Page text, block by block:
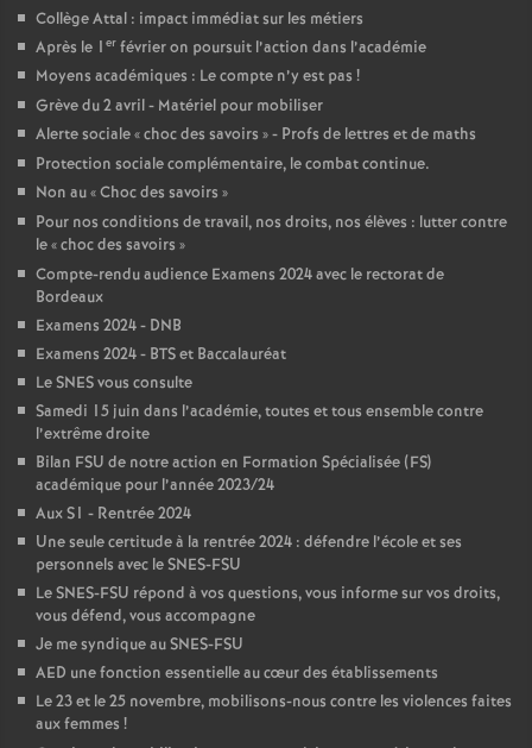
c
n
d
d
g
r
é
O
r
l
Collège Attal : impact immédiat sur les métiers
Après le 1 er février on poursuit l’action dans l’académie
Moyens académiques : Le compte n’y est pas !
Grève du 2 avril - Matériel pour mobiliser
Alerte sociale «choc des savoirs » - Profs de lettres et de maths
Protection sociale complémentaire, le combat continue.
Non au «Choc des savoirs »
Pour nos conditions de travail, nos droits, nos élèves : lutter contre
le «choc des savoirs »
Compte-rendu audience Examens 2024 avec le rectorat de
Bordeaux
Examens 2024 - DNB
Examens 2024 - BTS et Baccalauréat
Le SNES vous consulte
Samedi 15 juin dans l’académie, toutes et tous ensemble contre
l’extrême droite
Bilan FSU de notre action en Formation Spécialisée (FS)
académique pour l’année 2023/24
Aux S1 - Rentrée 2024
Une seule certitude à la rentrée 2024 : défendre l’école et ses
personnels avec le SNES-FSU
Le SNES-FSU répond à vos questions, vous informe sur vos droits,
vous défend, vous accompagne
Je me syndique au SNES-FSU
AED une fonction essentielle au cœur des établissements
Le 23 et le 25 novembre, mobilisons-nous contre les violences faites
aux femmes !